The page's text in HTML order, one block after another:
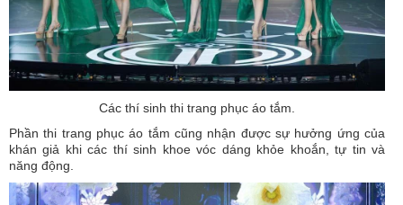
Các thí sinh thi trang phục áo tắm.
Phần thi trang phục áo tắm cũng nhận được sự hưởng ứng của
khán giả khi các thí sinh khoe vóc dáng khỏe khoắn, tự tin và
năng động.